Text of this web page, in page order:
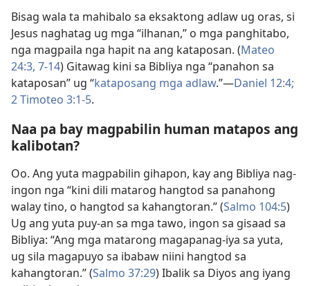
Bisag wala ta mahibalo sa eksaktong adlaw ug oras, si
Jesus naghatag ug mga “ilhanan,” o mga panghitabo,
nga magpaila nga hapit na ang kataposan. (Mateo
24:3, 7-14) Gitawag kini sa Bibliya nga “panahon sa
kataposan” ug “kataposang mga adlaw.”—Daniel 12:4;
2 Timoteo 3:1-5.
Naa pa bay magpabilin human matapos ang
kalibotan?
Oo. Ang yuta magpabilin gihapon, kay ang Bibliya nag-
ingon nga “kini dili matarog hangtod sa panahong
walay tino, o hangtod sa kahangtoran.” (Salmo 104:5)
Ug ang yuta puy-an sa mga tawo, ingon sa gisaad sa
Bibliya: “Ang mga matarong magapanag-iya sa yuta,
ug sila magapuyo sa ibabaw niini hangtod sa
kahangtoran.” (Salmo 37:29) Ibalik sa Diyos ang iyang